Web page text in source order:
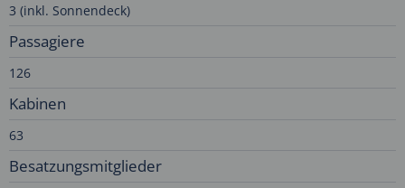
3 (inkl. Sonnendeck)
Passagiere
126
Kabinen
63
Besatzungsmitglieder